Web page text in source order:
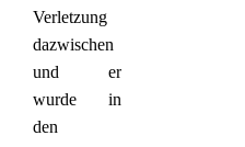
Verletzung
dazwischen
und er
wurde in
den